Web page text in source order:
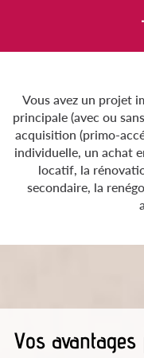
Vous avez un projet
principale (avec ou
acquisition (primo-
individuelle, un achat
locatif, la
secondaire, la
Vos